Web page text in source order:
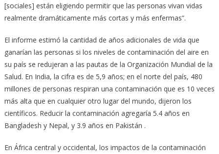
[sociales] están eligiendo permitir que las personas vivan vidas
realmente dramáticamente más cortas y más enfermas”.
El informe estimó la cantidad de años adicionales de vida que
ganarían las personas si los niveles de contaminación del aire en
su país se redujeran a las pautas de la Organización Mundial de la
Salud. En India, la cifra es de 5,9 años; en el norte del país, 480
millones de personas respiran una contaminación que es 10 veces
más alta que en cualquier otro lugar del mundo, dijeron los
científicos. Reducir la contaminación agregaría 5.4 años en
Bangladesh y Nepal, y 3.9 años en Pakistán .
En África central y occidental, los impactos de la contaminación